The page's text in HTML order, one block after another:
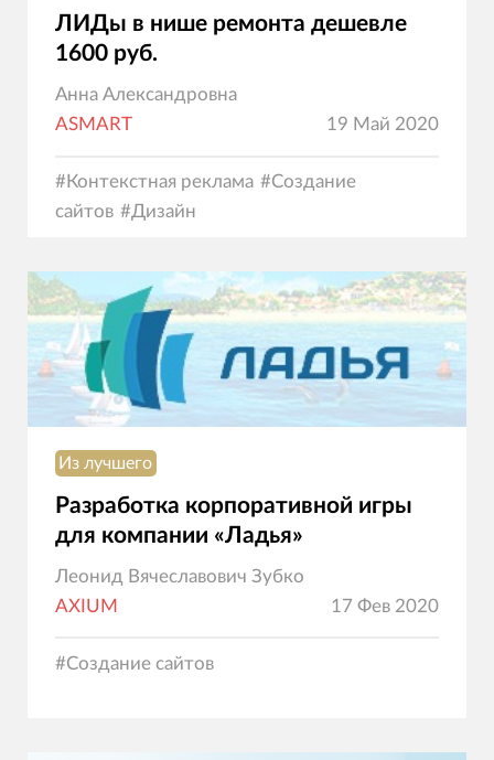
ЛИДы в нише ремонта дешевле
1600 руб.
Анна Александровна
ASMART
19 Май 2020
#Контекстная реклама #Создание
сайтов #Дизайн
Из лучшего
Разработка корпоративной игры
для компании «Ладья»
Леонид Вячеславович Зубко
AXIUM
17 Фев 2020
#Создание сайтов